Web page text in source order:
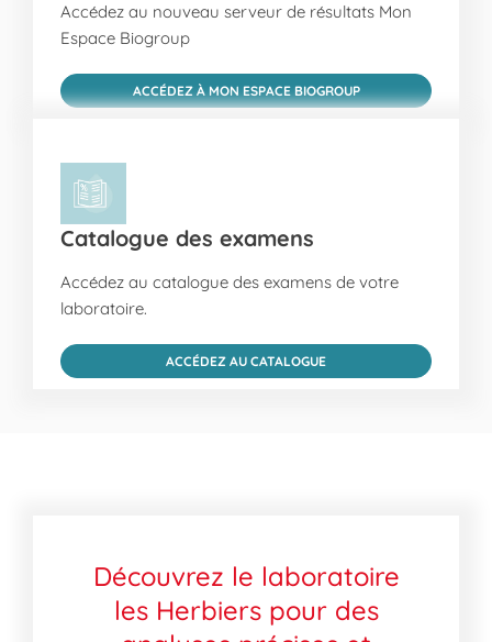
Accédez au nouveau serveur de résultats Mon
Espace Biogroup
ACCÉDEZ À MON ESPACE BIOGROUP
Catalogue des examens
Accédez au catalogue des examens de votre
laboratoire.
ACCÉDEZ AU CATALOGUE
Découvrez le laboratoire
les Herbiers pour des